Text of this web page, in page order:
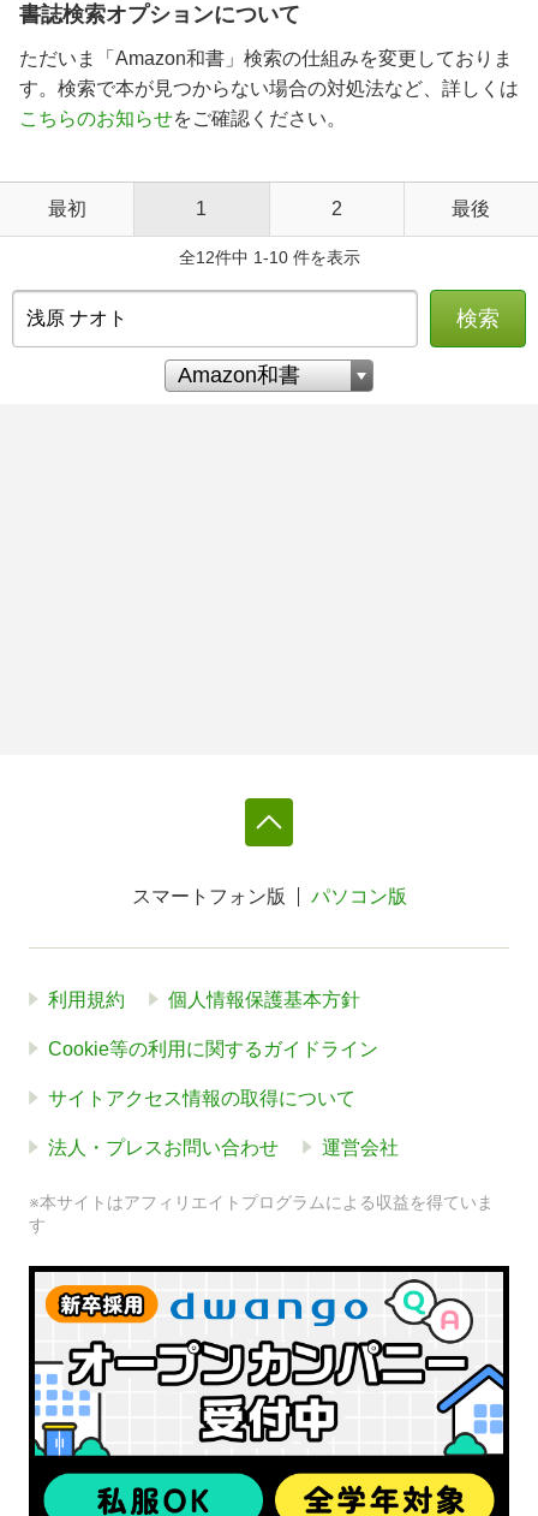
書誌検索オプションについて
ただいま「Amazon和書」検索の仕組みを変更しておりま
す。検索で本が見つからない場合の対処法など、詳しくは
こちらのお知らせをご確認ください。
最初 1 2 最後
全12件中 1-10 件を表示
検索
スマートフォン版 パソコン版
利用規約 個人情報保護基本方針
Cookie等の利用に関するガイドライン
サイトアクセス情報の取得について
法人・プレスお問い合わせ 運営会社
※本サイトはアフィリエイトプログラムによる収益を得ていま
す